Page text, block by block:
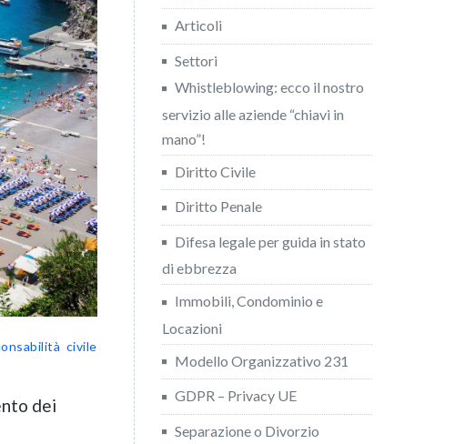
civile
dei
Articoli
Settori
Whistleblowing: ecco il nostro
servizio alle aziende “chiavi in
mano”!
Diritto Civile
Diritto Penale
Difesa legale per guida in stato
di ebbrezza
Immobili, Condominio e
Locazioni
Modello Organizzativo 231
GDPR – Privacy UE
Separazione o Divorzio